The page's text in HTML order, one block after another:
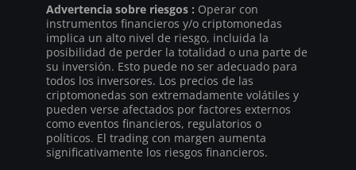
Advertencia sobre riesgos : Operar con
instrumentos financieros y/o criptomonedas
implica un alto nivel de riesgo, incluida la
posibilidad de perder la totalidad o una parte de
su inversión. Esto puede no ser adecuado para
todos los inversores. Los precios de las
criptomonedas son extremadamente volátiles y
pueden verse afectados por factores externos
como eventos financieros, regulatorios o
políticos. El trading con margen aumenta
significativamente los riesgos financieros.